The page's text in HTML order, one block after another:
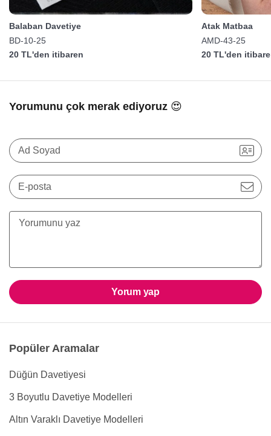
Balaban Davetiye
BD-10-25
20 TL'den itibaren
Atak Matbaa
AMD-43-25
20 TL'den
Yorumunu çok merak ediyoruz 😍
Ad Soyad
E-posta
Yorum yap
Popüler Aramalar
Düğün Davetiyesi
3 Boyutlu Davetiye Modelleri
Altın Varaklı Davetiye Modelleri